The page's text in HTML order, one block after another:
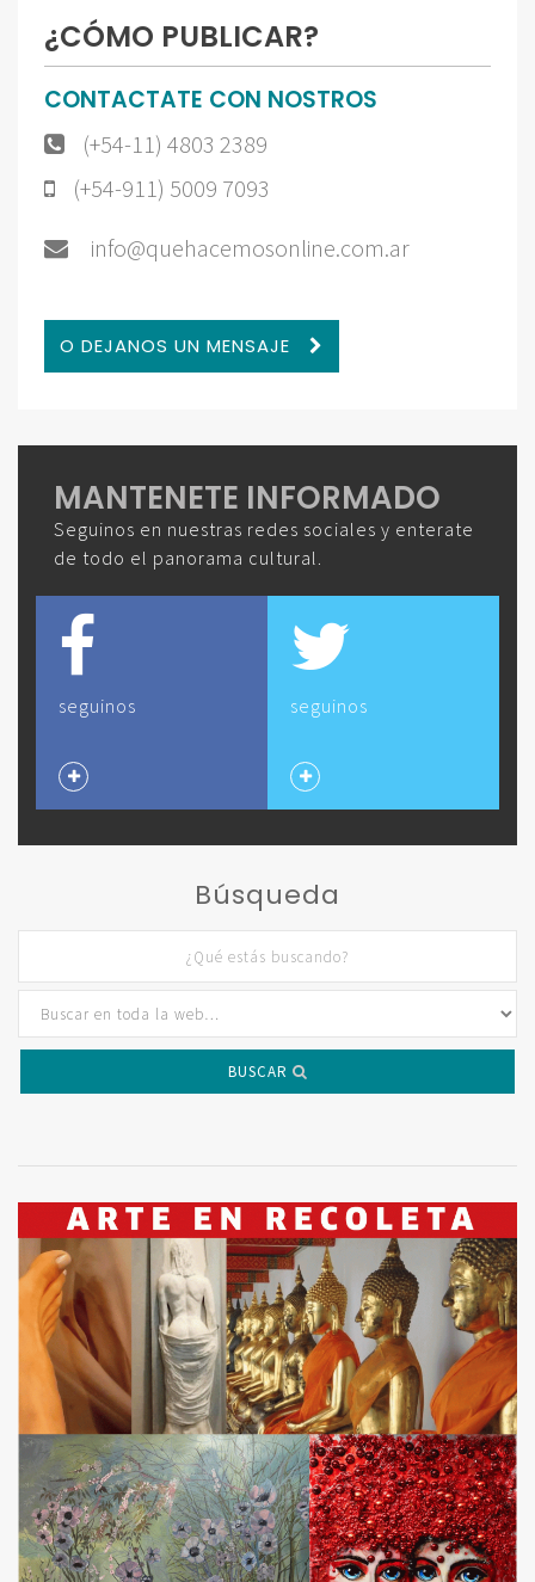
¿CÓMO PUBLICAR?
CONTACTATE CON NOSTROS
(+54-11) 4803 2389
(+54-911) 5009 7093
info@quehacemosonline.com.ar
O DEJANOS UN MENSAJE
MANTENETE INFORMADO
Seguinos en nuestras redes sociales y enterate
de todo el panorama cultural.
seguinos seguinos
Búsqueda
BUSCAR